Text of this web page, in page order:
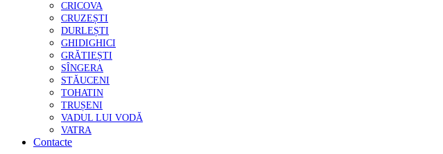
CRICOVA
CRUZEȘTI
DURLEȘTI
GHIDIGHICI
GRĂTIEȘTI
SÎNGERA
STĂUCENI
TOHATIN
TRUȘENI
VADUL LUI VODĂ
VATRA
Contacte